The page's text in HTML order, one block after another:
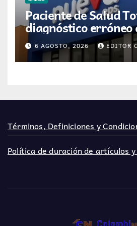
Paciente de Salud
diagnóstico erróneo
por resultados de
6 AGOSTO, 2026 EDITOR
Términos, Definiciones y
Política de duración de artículos